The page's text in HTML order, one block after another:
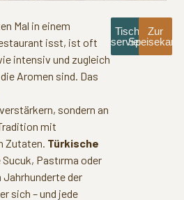
Mal in einem
isst, ist oft
intensiv und zugleich
Aromen sind. Das
sondern an
mit
Zutaten. Türkische
Pastırma oder
Jahrhunderte der
sich – und jede
Tisch
reservieren
Zur
Speisekarte